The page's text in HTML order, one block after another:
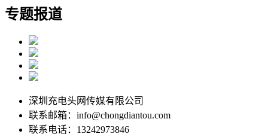
专题报道
深圳充电头网传媒有限公司
联系邮箱：info@chongdiantou.com
联系电话：13242973846